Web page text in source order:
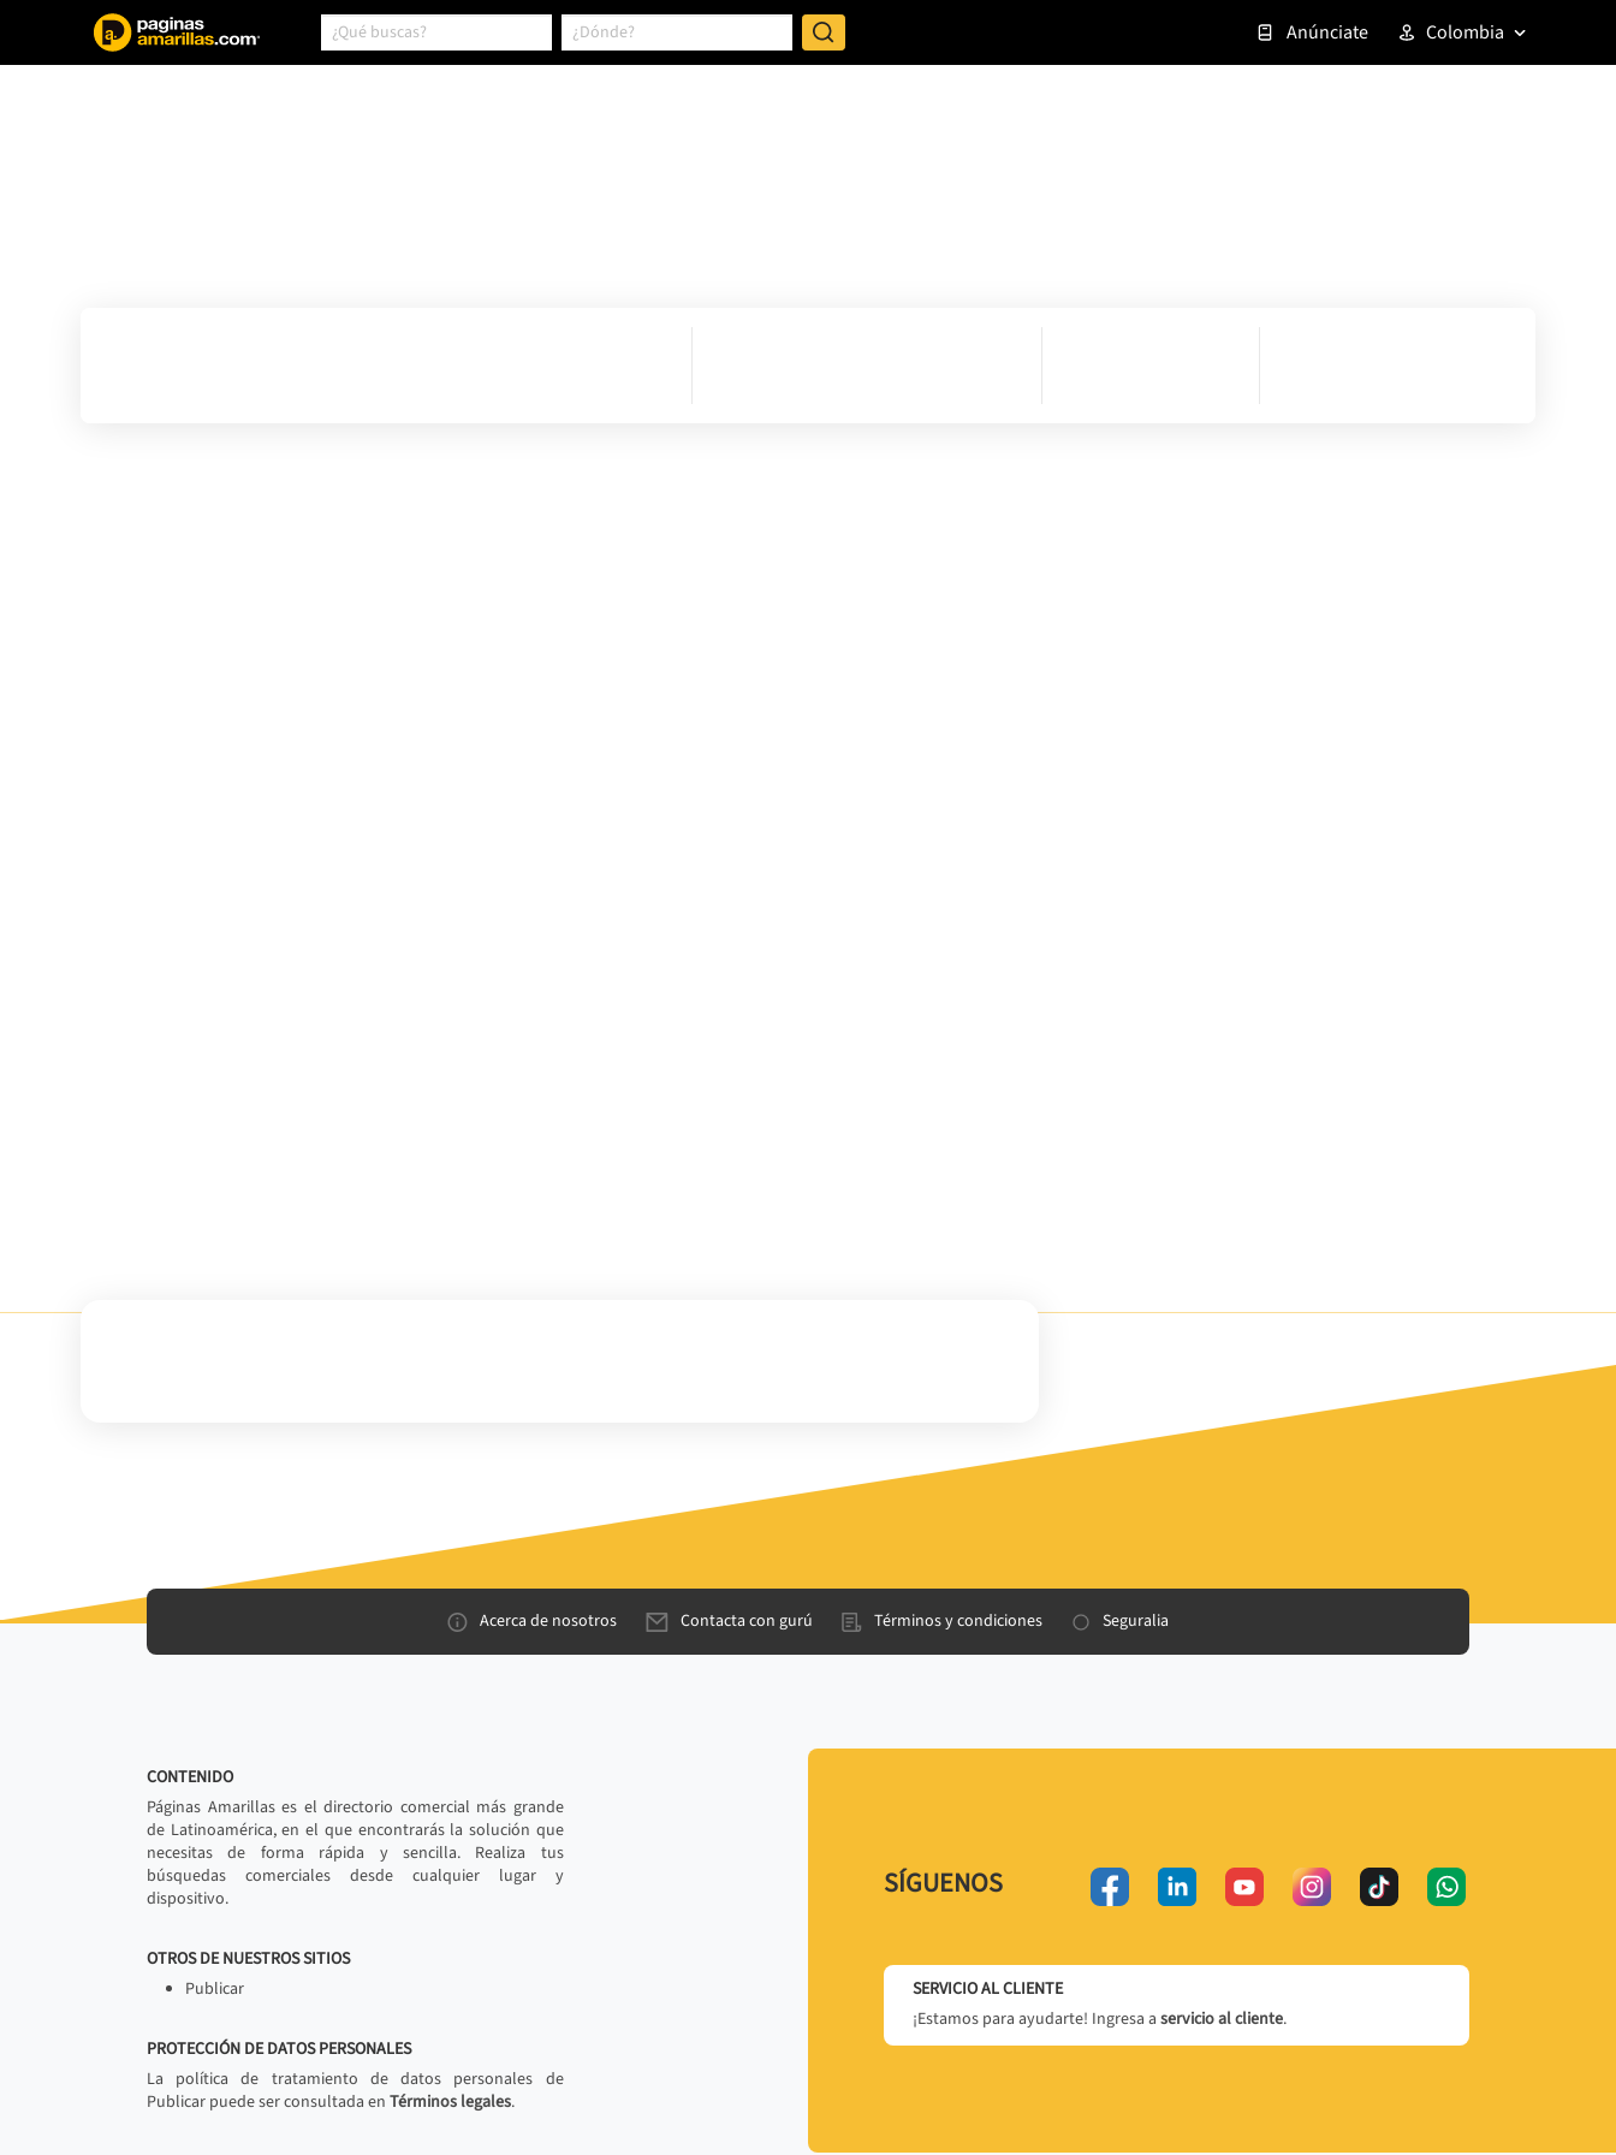
Anúnciate Colombia
Acerca de nosotros Contacta con gurú Términos y condiciones Seguralia
CONTENIDO
Páginas Amarillas es el directorio comercial más grande
de Latinoamérica, en el que encontrarás la solución que
necesitas de forma rápida y sencilla. Realiza tus
búsquedas comerciales desde cualquier lugar y
dispositivo.
OTROS DE NUESTROS SITIOS
Publicar
PROTECCIÓN DE DATOS PERSONALES
La política de tratamiento de datos personales de
Publicar puede ser consultada en Términos legales.
SÍGUENOS
SERVICIO AL CLIENTE
¡Estamos para ayudarte! Ingresa a servicio al cliente.